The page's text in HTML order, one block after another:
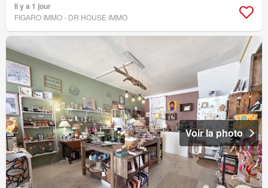
Il y a 1 jour
FIGARO IMMO - DR HOUSE IMMO
Voir la photo